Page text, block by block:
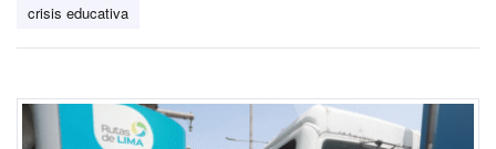
crisis educativa